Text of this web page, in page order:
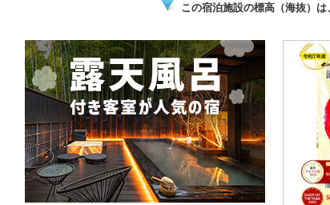
この宿泊施設の標高（海抜）は